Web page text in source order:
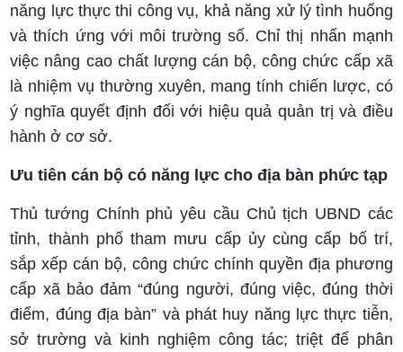
năng lực thực thi công vụ, khả năng xử lý tình huống
và thích ứng với môi trường số. Chỉ thị nhấn mạnh
việc nâng cao chất lượng cán bộ, công chức cấp xã
là nhiệm vụ thường xuyên, mang tính chiến lược, có
ý nghĩa quyết định đối với hiệu quả quản trị và điều
hành ở cơ sở.
Ưu tiên cán bộ có năng lực cho địa bàn phức tạp
Thủ tướng Chính phủ yêu cầu Chủ tịch UBND các
tỉnh, thành phố tham mưu cấp ủy cùng cấp bố trí,
sắp xếp cán bộ, công chức chính quyền địa phương
cấp xã bảo đảm “đúng người, đúng việc, đúng thời
điểm, đúng địa bàn” và phát huy năng lực thực tiễn,
sở trường và kinh nghiệm công tác; triệt để phân